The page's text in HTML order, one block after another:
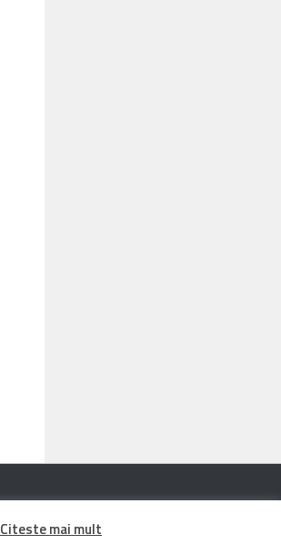
Citeste mai mult